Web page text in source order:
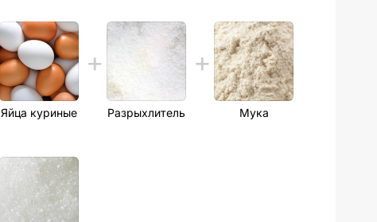
Яйца куриные Разрыхлитель Мука